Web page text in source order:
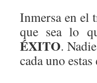
Inmersa en el
que sea lo
ÉXITO.
cada uno